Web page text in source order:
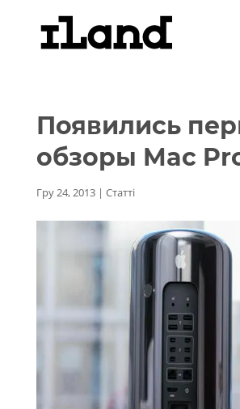
Появились
обзоры Mac
Гру 24, 2013| Статті